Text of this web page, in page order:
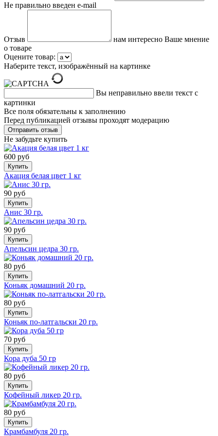
Не правильно введен e-mail
Отзыв
нам интересно Ваше мнение
о товаре
Оцените товар:
Наберите текст, изображённый на картинке
Вы неправильно ввели текст с
картинки
Все поля обязательны к заполнению
Перед публикацией отзывы проходят модерацию
Не забудьте купить
600 руб
Купить
Акация белая цвет 1 кг
90 руб
Купить
Анис 30 гр.
90 руб
Купить
Апельсин цедра 30 гр.
80 руб
Купить
Коньяк домашний 20 гр.
80 руб
Купить
Коньяк по-латгальски 20 гр.
70 руб
Купить
Кора дуба 50 гр
80 руб
Купить
Кофейный ликер 20 гр.
80 руб
Купить
Крамбамбуля 20 гр.